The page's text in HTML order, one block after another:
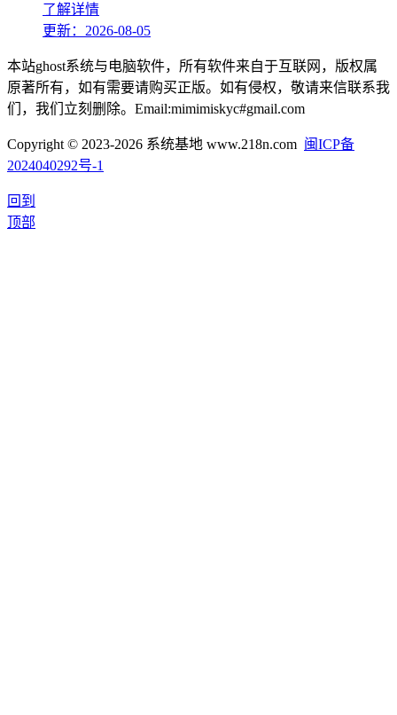
了解详情
更新：2026-08-05
本站ghost系统与电脑软件，所有软件来自于互联网，版权属
原著所有，如有需要请购买正版。如有侵权，敬请来信联系我
们，我们立刻删除。Email:mimimiskyc#gmail.com
Copyright © 2023-2026 系统基地 www.218n.com 闽ICP备
2024040292号-1
回到
顶部